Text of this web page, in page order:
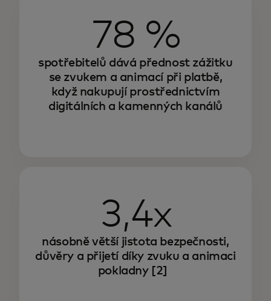
78 %
spotřebitelů dává přednost zážitku
se zvukem a animací při platbě,
když nakupují prostřednictvím
digitálních a kamenných kanálů
3,4x
násobně větší jistota bezpečnosti,
důvěry a přijetí díky zvuku a animaci
pokladny [2]